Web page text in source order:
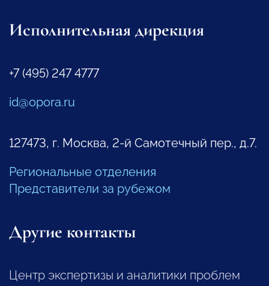
Исполнительная дирекция
+7 (495) 247 4777
id@opora.ru
127473, г. Москва, 2-й Самотечный пер., д.7.
Региональные отделения
Представители за рубежом
Другие контакты
Центр экспертизы и аналитики проблем